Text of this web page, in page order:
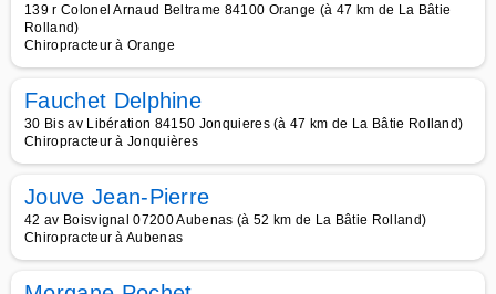
139 r Colonel Arnaud Beltrame 84100 Orange (à 47 km de La Bâtie
Rolland)
Chiropracteur à Orange
Fauchet Delphine
30 Bis av Libération 84150 Jonquieres (à 47 km de La Bâtie Rolland)
Chiropracteur à Jonquières
Jouve Jean-Pierre
42 av Boisvignal 07200 Aubenas (à 52 km de La Bâtie Rolland)
Chiropracteur à Aubenas